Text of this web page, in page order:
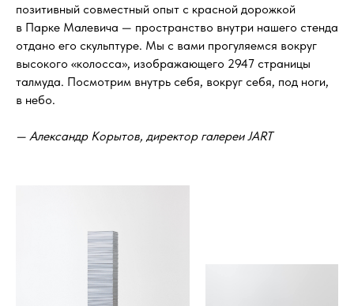
позитивный совместный опыт с красной дорожкой
в Парке Малевича — пространство внутри нашего стенда
отдано его скульптуре. Мы с вами прогуляемся вокруг
высокого «колосса», изображающего 2947 страницы
талмуда. Посмотрим внутрь себя, вокруг себя, под ноги,
в небо.
— Александр Корытов, директор галереи JART